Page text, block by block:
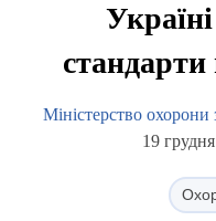
стандарти
Міністерство охорони
19